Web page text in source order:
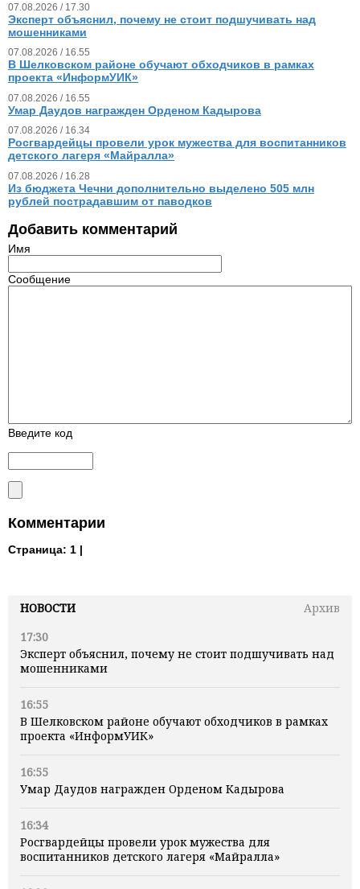
НОВОСТИ
Архив
17:30
Эксперт объяснил, почему не стоит подшучивать над
мошенниками
16:55
В Шелковском районе обучают обходчиков в рамках
проекта «ИнформУИК»
16:55
Умар Даудов награжден Орденом Кадырова
16:34
Росгвардейцы провели урок мужества для
воспитанников детского лагеря «Майралла»
07.08.2026 / 17.30
Эксперт объяснил, почему не стоит подшучивать над
мошенниками
07.08.2026 / 16.55
В Шелковском районе обучают обходчиков в рамках
проекта «ИнформУИК»
07.08.2026 / 16.55
Умар Даудов награжден Орденом Кадырова
07.08.2026 / 16.34
Росгвардейцы провели урок мужества для воспитанников
детского лагеря «Майралла»
07.08.2026 / 16.28
Из бюджета Чечни дополнительно выделено 505 млн
рублей пострадавшим от паводков
Добавить комментарий
Имя
Сообщение
Введите код
Комментарии
Страница: 1 |